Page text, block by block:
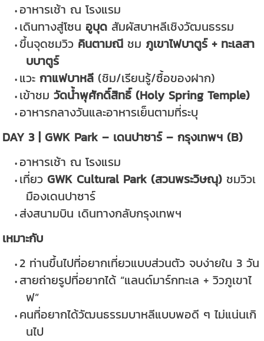
อาหารเช้า ณ โรงแรม
เดินทางสู่โซน อูบุดสัมผัสบาหลีเชิงวัฒนธรรม
ขึ้นจุดชมวิว คินตามณีชม ภูเขาไฟบาตูร์ + ทะเลสา
บบาตูร์
แวะ กาแฟบาหลี(ชิม/เรียนรู้/ซื้อของฝาก)
เข้าชม วัดน้ำพุศักดิ์สิทธิ์ (Holy Spring Temple)
อาหารกลางวันและอาหารเย็นตามที่ระบุ
DAY 3 | GWK Park – เดนปาซาร์ – กรุงเทพฯ (B)
อาหารเช้า ณ โรงแรม
เที่ยว GWK Cultural Park (สวนพระวิษณุ)ชมวิวเ
มืองเดนปาซาร์
ส่งสนามบิน เดินทางกลับกรุงเทพฯ
เหมาะกับ
2 ท่านขึ้นไปที่อยากเที่ยวแบบส่วนตัว จบง่ายใน 3 วัน
สายถ่ายรูปที่อยากได้ “แลนด์มาร์กทะเล + วิวภูเขาไ
ฟ”
คนที่อยากได้วัฒนธรรมบาหลีแบบพอดี ๆ ไม่แน่นเกิ
นไป